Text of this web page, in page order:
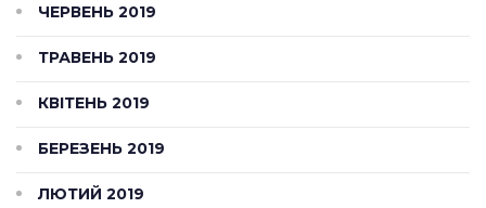
ЧЕРВЕНЬ 2019
ТРАВЕНЬ 2019
КВІТЕНЬ 2019
БЕРЕЗЕНЬ 2019
ЛЮТИЙ 2019